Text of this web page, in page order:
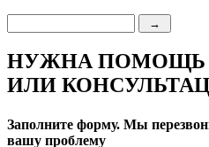
→
НУЖНА ПОМОЩЬ
ИЛИ
Заполните форму. Мы
вашу проблему